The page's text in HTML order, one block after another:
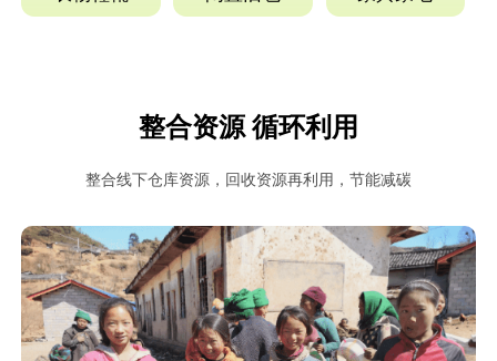
整合资源 循环利用
整合线下仓库资源，回收资源再利用，节能减碳